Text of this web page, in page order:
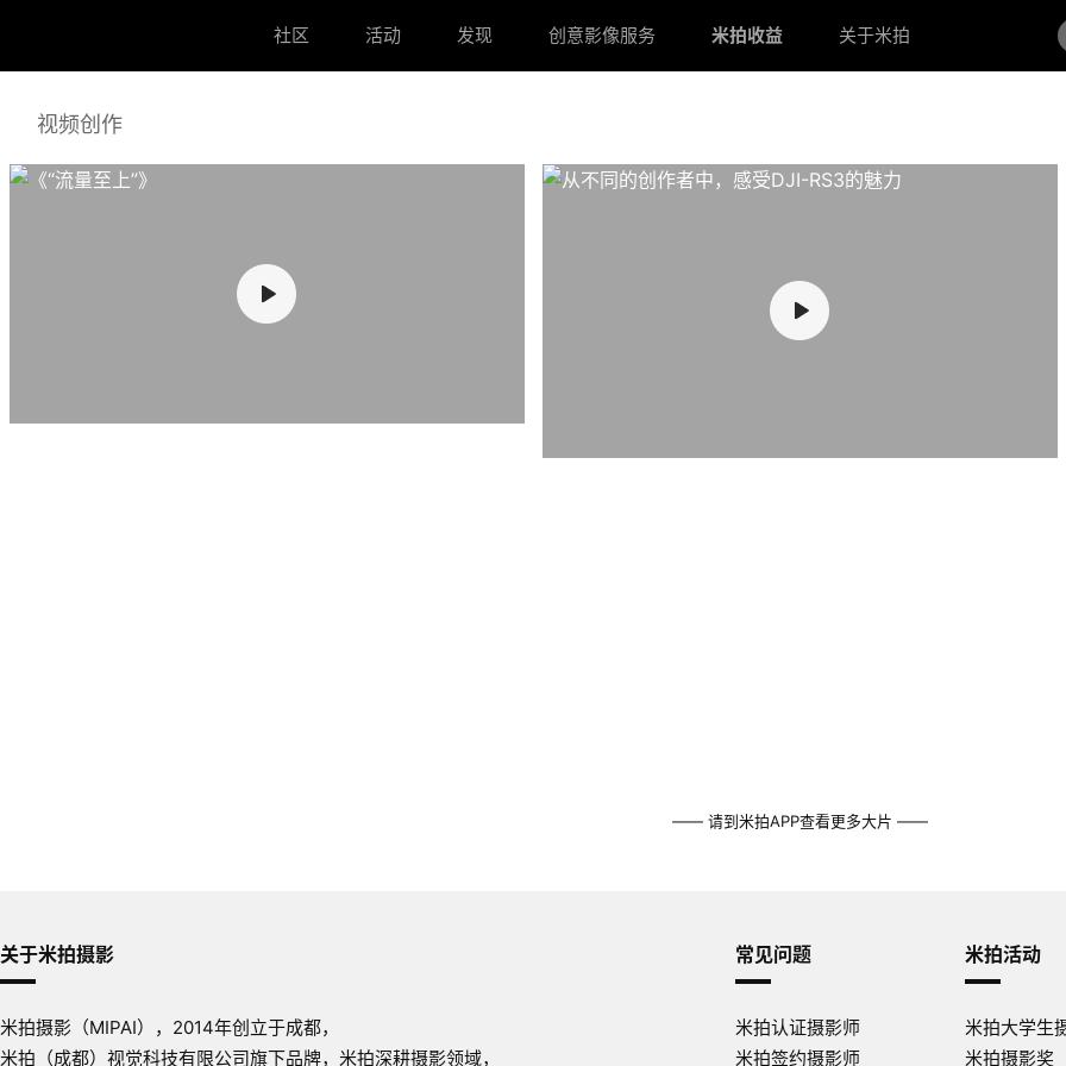
社区 活动 发现 创意影像服务 米拍收益 关于米拍
视频创作
—— 请到米拍APP查看更多大片 ——
关于米拍摄影
米拍摄影（MIPAI），2014年创立于成都，
米拍（成都）视觉科技有限公司旗下品牌，米拍深耕摄影领域，
常见问题
米拍认证摄影师
米拍签约摄影师
米拍活动
米拍大学生
米拍摄影奖